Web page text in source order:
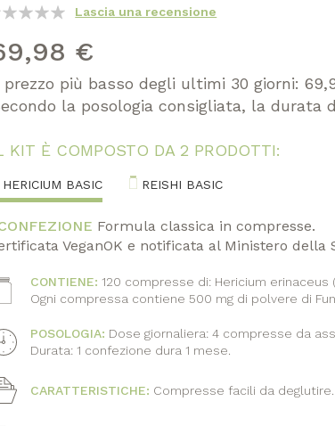
Lascia una recensione
€
prezzo più basso degli ultimi 30 giorni:
la posologia consigliata, la durata
KIT È COMPOSTO DA 2 PRODOTTI:
HERICIUM BASIC REISHI BASIC
Formula classica in compresse.
VeganOK e notificata al Ministero della
CONTIENE: 120 compresse di: Hericium
Ogni compressa contiene 500 mg di polvere di
POSOLOGIA: Dose giornaliera: 4 compresse da
Durata: 1 confezione dura 1 mese.
CARATTERISTICHE: Compresse facili da deglutire.